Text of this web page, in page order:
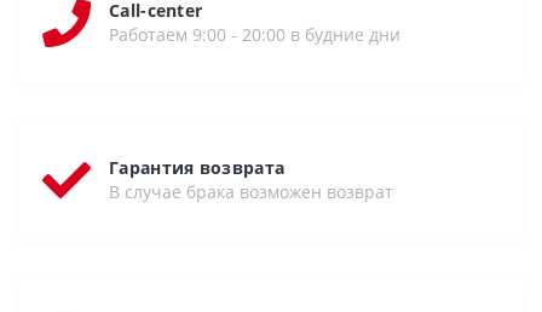
Call-center
Работаем 9:00 - 20:00 в будние дни
Гарантия возврата
В случае брака возможен возврат